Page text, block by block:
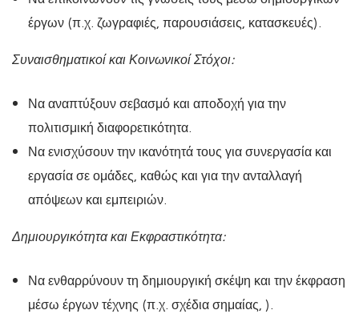
έργων (π.χ. ζωγραφιές, παρουσιάσεις, κατασκευές).
Συναισθηματικοί και Κοινωνικοί Στόχοι:
Να αναπτύξουν σεβασμό και αποδοχή για την
πολιτισμική διαφορετικότητα.
Να ενισχύσουν την ικανότητά τους για συνεργασία και
εργασία σε ομάδες, καθώς και για την ανταλλαγή
απόψεων και εμπειριών.
Δημιουργικότητα και Εκφραστικότητα:
Να ενθαρρύνουν τη δημιουργική σκέψη και την έκφραση
μέσω έργων τέχνης (π.χ. σχέδια σημαίας, ).